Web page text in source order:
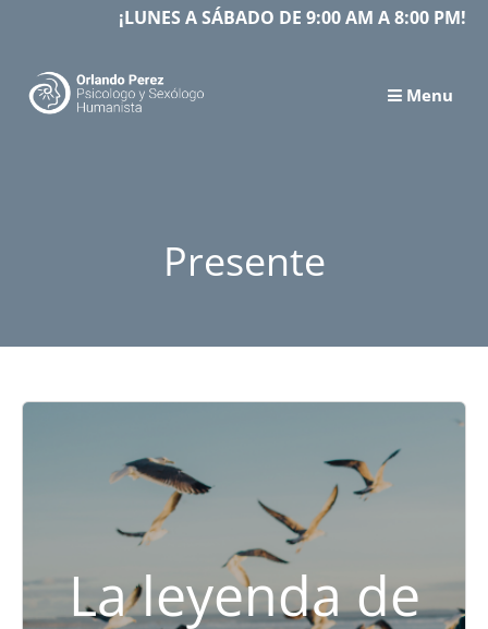
content
¡LUNES A SÁBADO DE 9:00 AM A 8:00 PM!
Menu
Presente
La leyenda de